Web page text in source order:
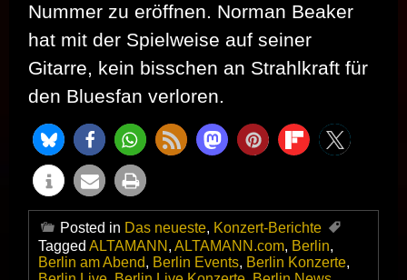
Nummer zu eröffnen. Norman Beaker
hat mit der Spielweise auf seiner
Gitarre, kein bisschen an Strahlkraft für
den Bluesfan verloren.
Posted in Das neueste, Konzert-Berichte
Tagged ALTAMANN , ALTAMANN.com, Berlin,
Berlin am Abend, Berlin Events, Berlin Konzerte,